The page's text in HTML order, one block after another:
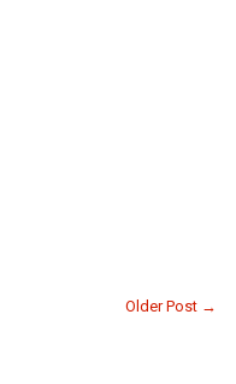
Older Post →